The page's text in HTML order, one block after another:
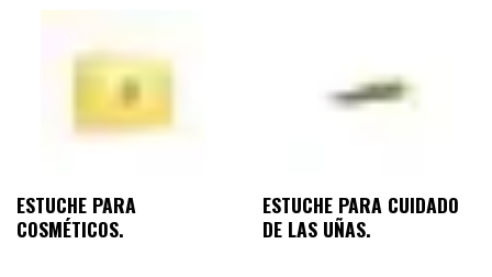
ESTUCHE PARA
COSMÉTICOS.
ESTUCHE PARA CUIDADO
DE LAS UÑAS.